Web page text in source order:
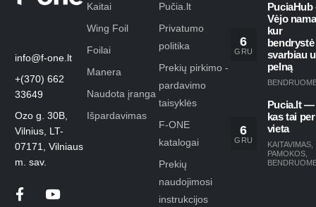
info@f-one.lt
+(370) 662
33649
Ozo g. 30B,
Vilnius, LT-
07171, Vilniaus
m. sav.
Kaitai
Wing Foil
Foilai
Manera
Naudota įranga
Išpardavimas
Pučia.lt
Privatumo
politika
Prekių pirkimo -
pardavimo
taisyklės
F-ONE
katalogai
Prekių
naudojimosi
instrukcijos
6
GRU
PuciaHub
Vėjo
kur
bendrystė
svarbiau
pelną
6
GRU
Pucia.lt —
kas tai per
vieta
KAITAVIMAS
PAMOKOS